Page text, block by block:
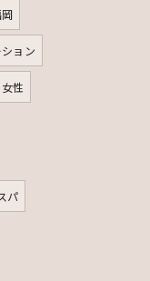
ョン
女性
パ